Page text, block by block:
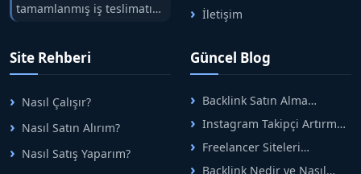
tamamlanmış iş teslimatını
tek çatıda buluşturuyoruz.
arasındaki süreci risksiz
alışveriş sistemi ile koruyan
ticaretin güvenli
adreslerinden birisidir.
İletişim
Site Rehberi
Nasıl Çalışır?
Nasıl Satın Alırım?
Nasıl Satış Yaparım?
Güncel Blog
Backlink Satın Alma
Rehberi: Güvenli SEO İçin
Doğru Adımlar
Instagram Takipçi Artırma
Yöntemleri: Organik Büyüme
Rehberi
Freelancer Siteleri
Arasında Doğru Seçim Nasıl
Backlink Nedir ve Nasıl